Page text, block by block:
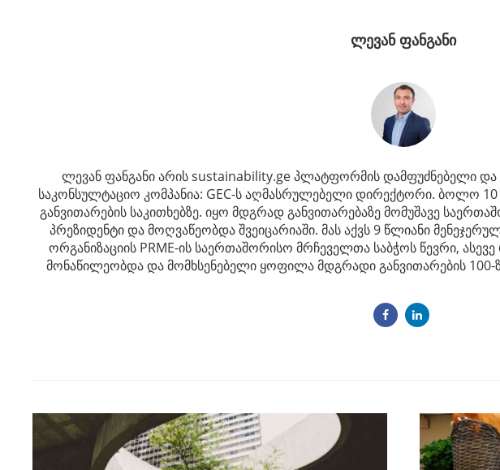
ლევან ფანგანი
ლევან ფანგანი არის sustainability.ge პლატფორმის დამფუძნებელი და
საკონსულტაციო კომპანია: GEC-ს აღმასრულებელი დირექტორი. ბოლო
განვითარების საკითხებზე. იყო მდგრად განვითარებაზე მომუშავე
პრეზიდენტი და მოღვაწეობდა შვეიცარიაში. მას აქვს 9 წლიანი
ორგანიზაციის PRME-ის საერთაშორისო მრჩეველთა საბჭოს წევრი,
მონაწილეობდა და მომხსენებელი ყოფილა მდგრადი განვითარების 100-
Post
navigation